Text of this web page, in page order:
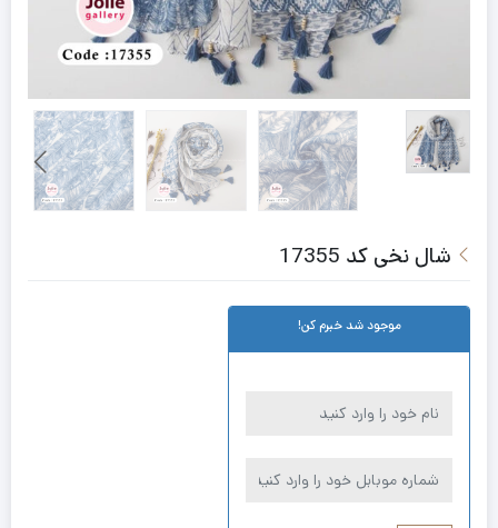
شال نخی کد 17355
موجود شد خبرم کن!